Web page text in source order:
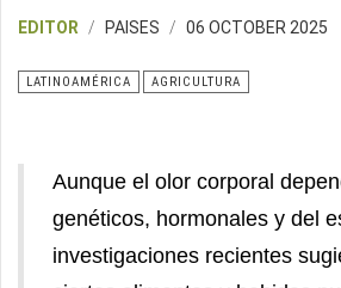
EDITOR PAISES 06 OCTOBER 2025
LATINOAMÉRICA AGRICULTURA
Aunque el olor corporal
genéticos, hormonales y del
investigaciones recientes